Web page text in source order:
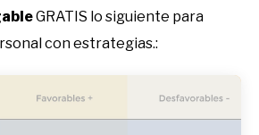
GRATIS lo siguiente para
con estrategias.: